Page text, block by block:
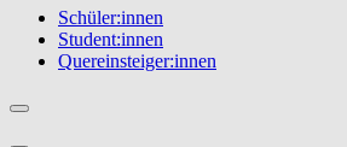
Schüler:innen
Student:innen
Quereinsteiger:innen